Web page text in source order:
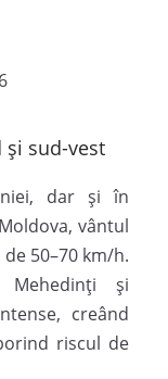
sud-vest
dar și în
vântul
50–70 km/h.
și
creând
riscul de